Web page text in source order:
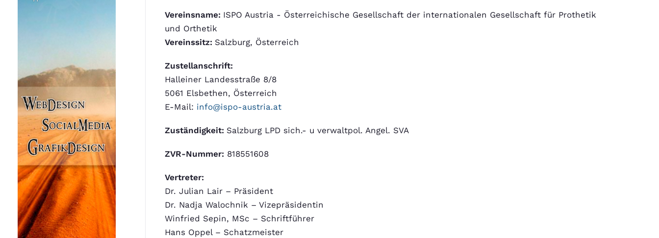
Vereinsname: ISPO Austria - Österreichische Gesellschaft der internationalen Gesellschaft für Prothetik
und Orthetik
Vereinssitz: Salzburg, Österreich
Zustellanschrift:
Halleiner Landesstraße 8/8
5061 Elsbethen, Österreich
E-Mail: info@ispo-austria.at
Zuständigkeit: Salzburg LPD sich.- u verwaltpol. Angel. SVA
ZVR-Nummer: 818551608
Vertreter:
Dr. Julian Lair – Präsident
Dr. Nadja Walochnik – Vizepräsidentin
Winfried Sepin, MSc – Schriftführer
Hans Oppel – Schatzmeister